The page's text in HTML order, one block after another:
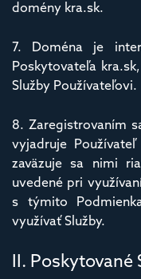
domény kra.sk.
7. Doména je
Poskytovateľa
Služby Používateľovi.
8. Zaregistrovaním
vyjadruje
zaväzuje sa nimi
uvedené pri
s týmito
využívať Služby.
II. Poskytované